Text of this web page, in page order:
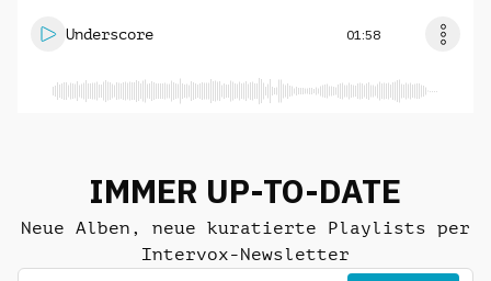
Underscore 01:58
IMMER UP-TO-DATE
Neue Alben, neue kuratierte Playlists per
Intervox-Newsletter